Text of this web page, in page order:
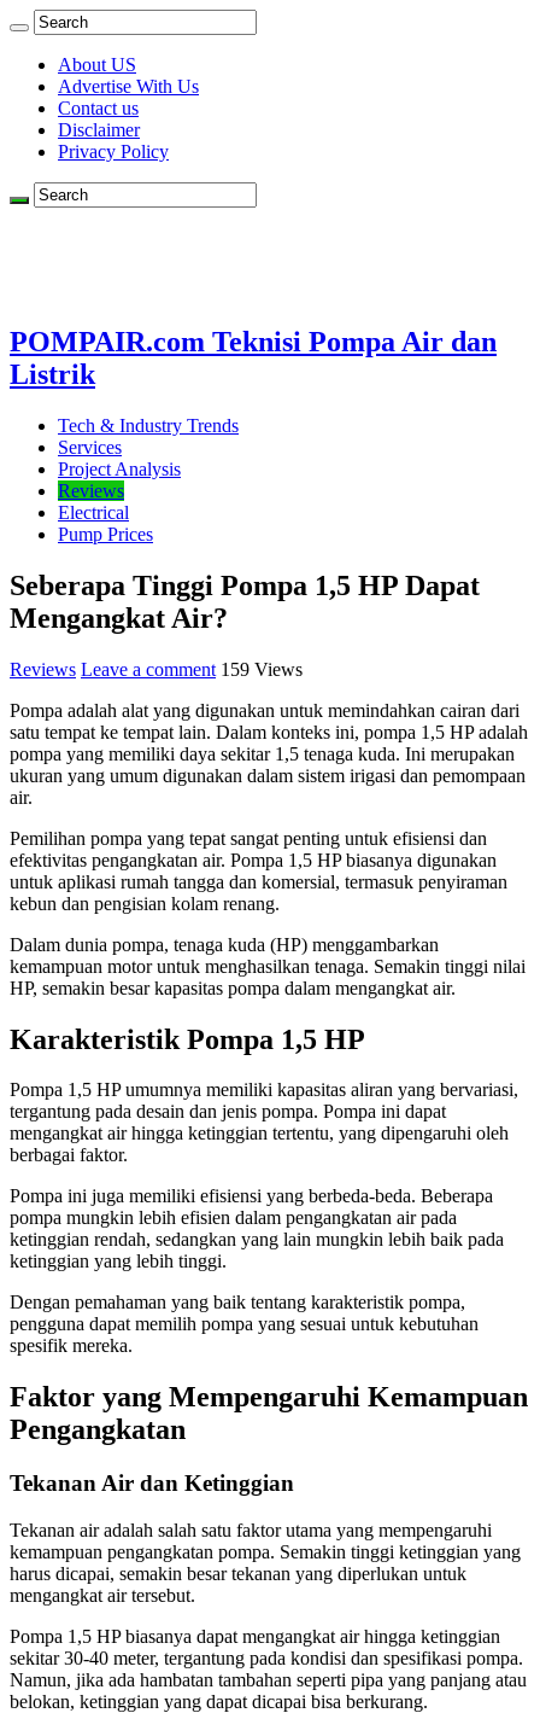
About US
Advertise With Us
Contact us
Disclaimer
Privacy Policy
POMPAIR.com Teknisi Pompa Air dan
Listrik
Tech & Industry Trends
Services
Project Analysis
Reviews
Electrical
Pump Prices
Seberapa Tinggi Pompa 1,5 HP Dapat
Mengangkat Air?
Reviews Leave a comment 159 Views
Pompa adalah alat yang digunakan untuk memindahkan cairan dari
satu tempat ke tempat lain. Dalam konteks ini, pompa 1,5 HP adalah
pompa yang memiliki daya sekitar 1,5 tenaga kuda. Ini merupakan
ukuran yang umum digunakan dalam sistem irigasi dan pemompaan
air.
Pemilihan pompa yang tepat sangat penting untuk efisiensi dan
efektivitas pengangkatan air. Pompa 1,5 HP biasanya digunakan
untuk aplikasi rumah tangga dan komersial, termasuk penyiraman
kebun dan pengisian kolam renang.
Dalam dunia pompa, tenaga kuda (HP) menggambarkan
kemampuan motor untuk menghasilkan tenaga. Semakin tinggi nilai
HP, semakin besar kapasitas pompa dalam mengangkat air.
Karakteristik Pompa 1,5 HP
Pompa 1,5 HP umumnya memiliki kapasitas aliran yang bervariasi,
tergantung pada desain dan jenis pompa. Pompa ini dapat
mengangkat air hingga ketinggian tertentu, yang dipengaruhi oleh
berbagai faktor.
Pompa ini juga memiliki efisiensi yang berbeda-beda. Beberapa
pompa mungkin lebih efisien dalam pengangkatan air pada
ketinggian rendah, sedangkan yang lain mungkin lebih baik pada
ketinggian yang lebih tinggi.
Dengan pemahaman yang baik tentang karakteristik pompa,
pengguna dapat memilih pompa yang sesuai untuk kebutuhan
spesifik mereka.
Faktor yang Mempengaruhi Kemampuan
Pengangkatan
Tekanan Air dan Ketinggian
Tekanan air adalah salah satu faktor utama yang mempengaruhi
kemampuan pengangkatan pompa. Semakin tinggi ketinggian yang
harus dicapai, semakin besar tekanan yang diperlukan untuk
mengangkat air tersebut.
Pompa 1,5 HP biasanya dapat mengangkat air hingga ketinggian
sekitar 30-40 meter, tergantung pada kondisi dan spesifikasi pompa.
Namun, jika ada hambatan tambahan seperti pipa yang panjang atau
belokan, ketinggian yang dapat dicapai bisa berkurang.